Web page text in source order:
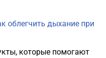
облегчить дыхание при
которые помогают